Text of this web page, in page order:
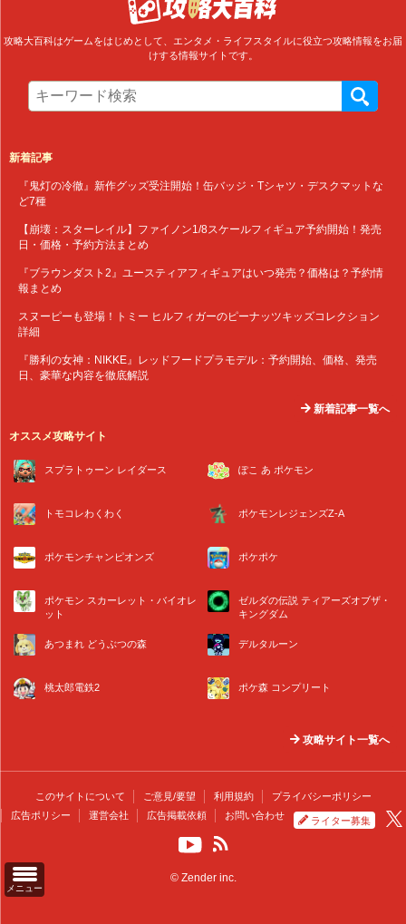
メニュー
攻略大百科はゲームをはじめとして、エンタメ・ライフスタイルに役立つ攻略情報をお届
けする情報サイトです。
新着記事
『鬼灯の冷徹』新作グッズ受注開始！缶バッジ・Tシャツ・デスクマットな
ど7種
【崩壊：スターレイル】ファイノン1/8スケールフィギュア予約開始！発売
日・価格・予約方法まとめ
『ブラウンダスト2』ユースティアフィギュアはいつ発売？価格は？予約情
報まとめ
スヌーピーも登場！トミー ヒルフィガーのピーナッツキッズコレクション
詳細
『勝利の女神：NIKKE』レッドフードプラモデル：予約開始、価格、発売
日、豪華な内容を徹底解説
新着記事一覧へ
オススメ攻略サイト
スプラトゥーン レイダース ぽこ あ ポケモン
トモコレわくわく ポケモンレジェンズZ-A
ポケモンチャンピオンズ ポケポケ
ポケモン スカーレット・バイオレ
ット
ゼルダの伝説 ティアーズオブザ・
キングダム
あつまれ どうぶつの森 デルタルーン
桃太郎電鉄2 ポケ森 コンプリート
攻略サイト一覧へ
このサイトについて ご意見/要望 利用規約
プライバシーポリシー
広告ポリシー
運営会社 広告掲載依頼 お問い合わせ ライター募集
© Zender inc.